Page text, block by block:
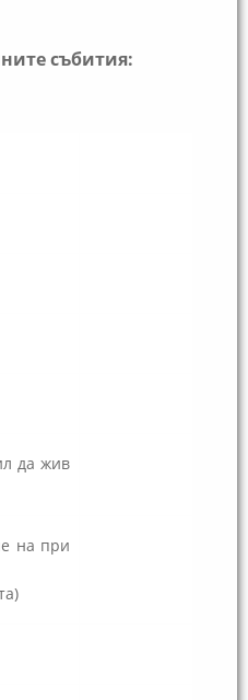
събития:
да жив
на при